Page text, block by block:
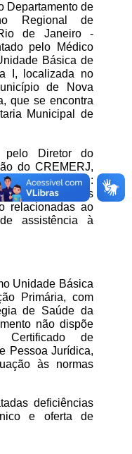
Departamento de
Regional de
de Janeiro -
pelo Médico
Básica de
I, localizada no
de Nova
que se encontra
Municipal de
pelo Diretor do
do CREMERJ,
CREMERJ 2021:
fim de verificar as
relacionadas ao
assistência à
Unidade Básica
Primária, com
de Saúde da
não dispõe
de
Pessoa Jurídica,
às normas
deficiências
e oferta de